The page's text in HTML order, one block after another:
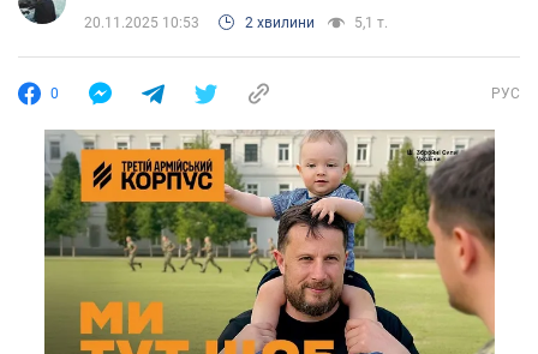
20.11.2025 10:53 2 хвилини 5,1 т.
0 РУС